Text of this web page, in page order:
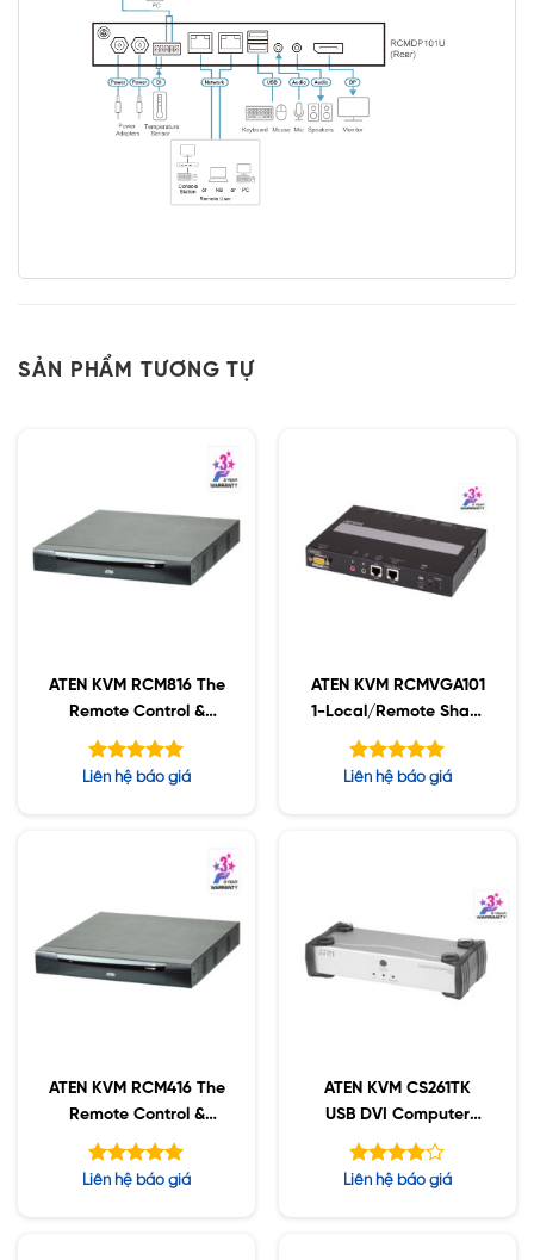
SẢN PHẨM TƯƠNG TỰ
ATEN KVM RCM816 The
Remote Control &
Monitoring
Được xếp
Liên hệ báo giá
ATEN KVM RCMVGA101
1-Local/Remote Share
Access Single Port
VGA
Được xếp
Liên hệ báo giá
ATEN KVM RCM416 The
Remote Control &
Monitoring
Được xếp
Liên hệ báo giá
ATEN KVM CS261TK
USB DVI Computer
Sharing Device and
Access Control Box Kit
Được
Liên hệ báo giá